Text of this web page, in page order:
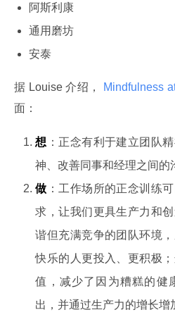
阿斯利康
通用磨坊
安泰
据 Louise 介绍， Mindfulness
面：
想 ：正念有利于建立团队
神、改善同事和经理之间的
做 ：工作场所的正念训练
求，让我们更具生产力和
谐但充满竞争的团队环境
快乐的人更投入、更积极
值，减少了因为糟糕的健
出，并通过生产力的增长增